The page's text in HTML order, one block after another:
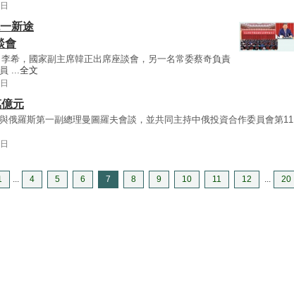
新途
會
李希，國家副主席韓正出席座談會，另一名常委蔡奇負責
...全文
元
俄羅斯第一副總理曼圖羅夫會談，並共同主持中俄投資合作委員會第11
... 4 5 6 7 8 9 10 11 12 ... 20